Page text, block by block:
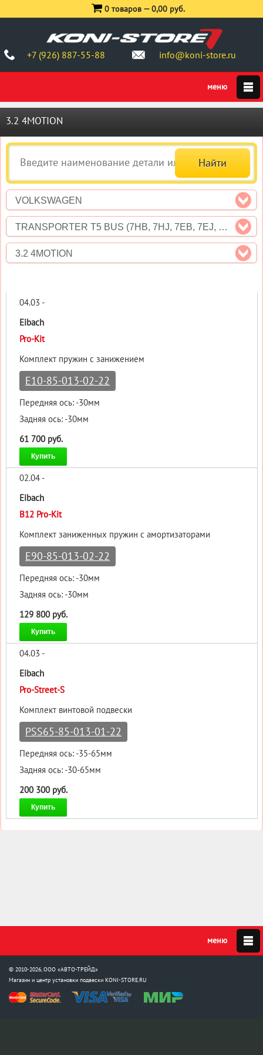
+7 (926) 887-55-88 info@koni-store.ru
0 товаров —0,00 руб.
3.2 4MOTION
VOLKSWAGEN
TRANSPORTER T5 BUS (7HB, 7HJ, 7EB, 7EJ, 7EF)
3.2 4MOTION
04.03 -
Eibach
Pro-Kit
Комплект пружин с занижением
E10-85-013-02-22
Передняя ось: -30мм
Задняя ось: -30мм
61 700 руб.
Купить
02.04 -
Eibach
B12 Pro-Kit
Комплект заниженных пружин с амортизаторами
E90-85-013-02-22
Передняя ось: -30мм
Задняя ось: -30мм
129 800 руб.
Купить
04.03 -
Eibach
Pro-Street-S
Комплект винтовой подвески
PSS65-85-013-01-22
Передняя ось: -35-65мм
Задняя ось: -30-65мм
200 300 руб.
Купить
© 2010-2026, ООО «АВТО-ТРЕЙД»
Магазин и центр установки подвески KONI-STORE.RU